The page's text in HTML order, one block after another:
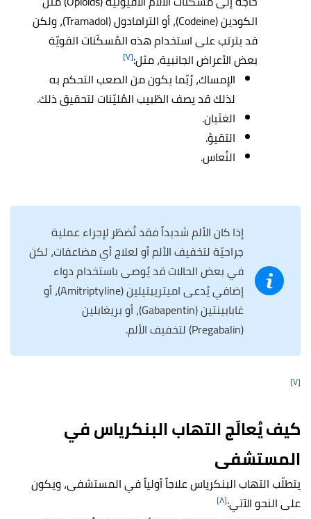
الكودين (Codeine)، أو الترامادول (Tramadol)، ولكن
قد يترتب على استخدام هذه المُسكّنات القويّة
بعض الأعراض الجانبية، مثل:[٧]
الإمساك، رُبّما يكون من الصعب التحكم به
لذلك قد يصف الطّبيب المُليّنات لتحقيق ذلك.
الغثيان.
التقيؤ.
النُعاس.
إذا كان الألم شديداً فقد تُضطَر لإجراء عملية
جراحيّة لتخفيف الألم أو لعلاج أي مضاعفات، لكن
في بعض الحالات قد يُوصى باستخدام دواء
إضافي يُدعى اميتريبتيلين (Amitriptyline)، أو
غابابينتين (Gabapentin)، أو بريغابلين
(Pregabalin) لتخفيف الألم.
[٧]
كيف يُعالَج التهاب البنكرياس في
المستشفى
يتطلّب التهاب البنكرياس علاجاً أولياً في المستشفى، ويكون
على النحو الآتي:[٨]